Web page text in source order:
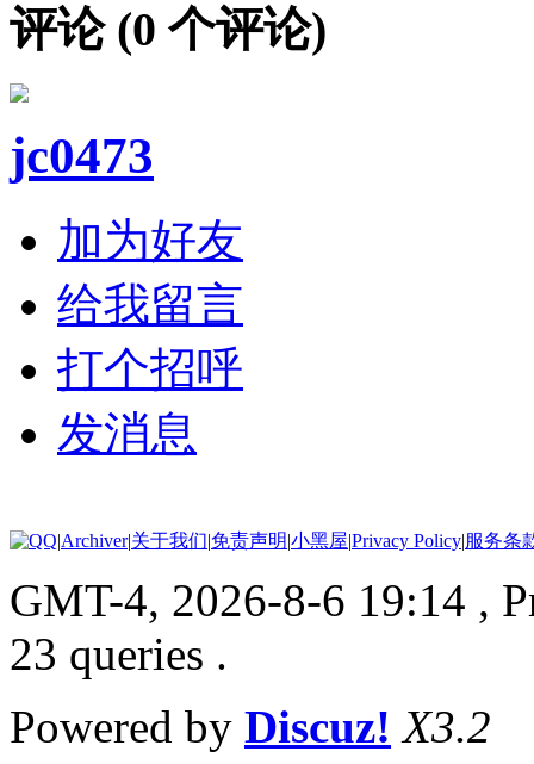
评论 (0 个评论)
jc0473
加为好友
给我留言
打个招呼
发消息
|Archiver|关于我们|免责声明|小黑屋|Privacy Policy|服务条
GMT-4, 2026-8-6 19:14 ,
23 queries .
Powered by Discuz! X3.2